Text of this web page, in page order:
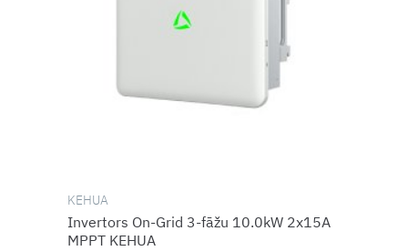
KEHUA
Invertors On-Grid 3-fāžu 10.0kW 2x15A
MPPT KEHUA